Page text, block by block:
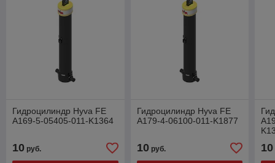
Гидроцилиндр Hyva FE
A169-5-05405-011-K1364
10 руб.
Гидроцилиндр Hyva FE
A179-4-06100-011-K1877
10руб. 10